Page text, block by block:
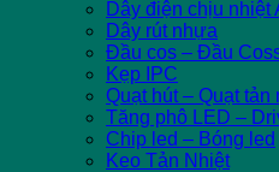
Dây điện chịu nhiệt
Dây rút nhựa
Đầu cos – Đầu
Kẹp IPC
Quạt hút – Quạt tản
Tăng phô LED –
Chip led – Bóng led
Keo Tản Nhiệt